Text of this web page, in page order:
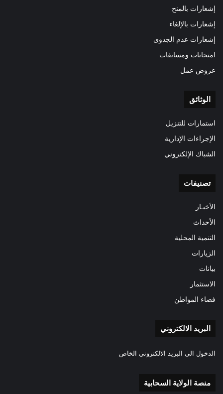
إشعارات بالمنح
إشعارات بالإلغاء
إشعارات عدم الجدوى
امتحانات ومسابقات
عروض عمل
الوثائق
استمارات للتنزيل
الإجراءات الإدارية
الشباك الإلكتروني
تصنيفات
الأخبـار
الأحداث
التنمية المحلية
الزيارات
بيانات
الاستثمار
فضاء المواطن
البريد الالكتروني
الدخول الى البريد الالكتروني الخاص
منصة الولاية السحابية